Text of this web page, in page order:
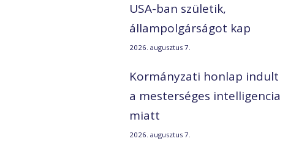
USA-ban születik,
állampolgárságot kap
2026. augusztus 7.
Kormányzati honlap indult
a mesterséges intelligencia
miatt
2026. augusztus 7.